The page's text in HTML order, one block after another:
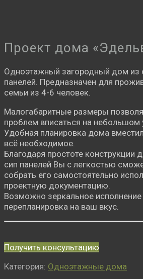
Проект дома
Одноэтажный загородный дом из
панелей. Предназначен для
семьи из 4-6 человек.
Малогабаритные размеры
проблем вписаться на небольшом
Удобная планировка дома
всё необходимое.
Благодаря простоте конструкции
сип панелей Вы с легкостью
собрать его самостоятельно
проектную документацию.
Возможно зеркальное исполнение
перепланировка на ваш вкус.
Получить консультацию
Категория: Одноэтажные дома